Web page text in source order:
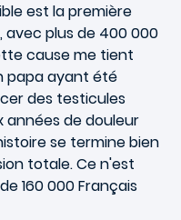
est la première
plus de 400 000
cause me tient
papa ayant été
des testicules
années de douleur
se termine bien
totale. Ce n'est
160 000 Français